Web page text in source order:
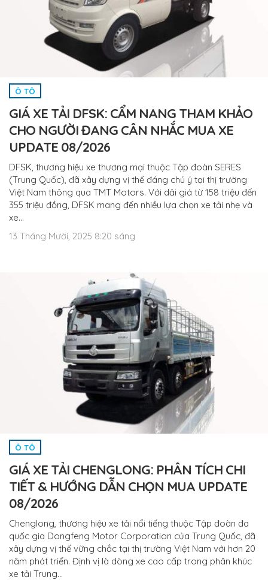
Ô TÔ
GIÁ XE TẢI DFSK: CẨM NANG THAM KHẢO
CHO NGƯỜI ĐANG CÂN NHẮC MUA XE
UPDATE 08/2026
DFSK, thương hiệu xe thương mại thuộc Tập đoàn SERES
(Trung Quốc), đã xây dựng vị thế đáng chú ý tại thị trường
Việt Nam thông qua TMT Motors. Với dải giá từ 158 triệu đến
355 triệu đồng, DFSK mang đến nhiều lựa chọn xe tải nhẹ và
xe…
13 Tháng Mười, 2025 8:20 sáng
Ô TÔ
GIÁ XE TẢI CHENGLONG: PHÂN TÍCH CHI
TIẾT & HƯỚNG DẪN CHỌN MUA UPDATE
08/2026
Chenglong, thương hiệu xe tải nổi tiếng thuộc Tập đoàn đa
quốc gia Dongfeng Motor Corporation của Trung Quốc, đã
xây dựng vị thế vững chắc tại thị trường Việt Nam với hơn 20
năm phát triển. Định vị là dòng xe cao cấp trong phân khúc
xe tải Trung…